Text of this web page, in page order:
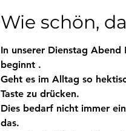
Wie schön,
In unserer Dienstag
beginnt .
Geht es im Alltag so
Taste zu drücken.
Dies bedarf nicht immer
das.